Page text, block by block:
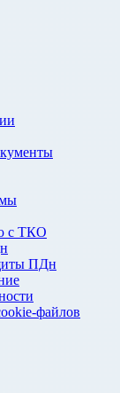
с ТКО
ПДн
файлов